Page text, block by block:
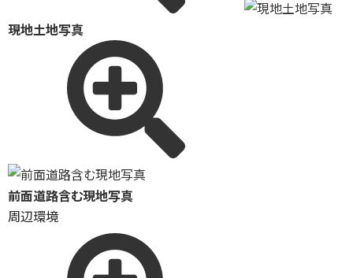
現地土地写真
前面道路含む現地写真
周辺環境